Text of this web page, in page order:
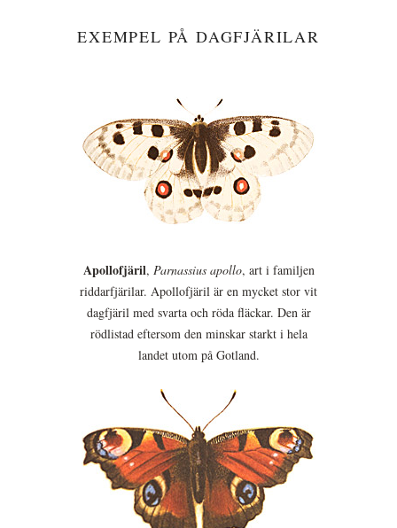
EXEMPEL PÅ DAGFJÄRILAR
Apollofjäril, Parnassius apollo, art i familjen
riddarfjärilar. Apollofjäril är en mycket stor vit
dagfjäril med svarta och röda fläckar. Den är
rödlistad eftersom den minskar starkt i hela
landet utom på Gotland.